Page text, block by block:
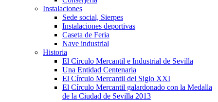
Instalaciones
Sede social, Sierpes
Instalaciones deportivas
Caseta de Feria
Nave industrial
Historia
El Círculo Mercantil e Industrial de Sevilla
Una Entidad Centenaria
El Círculo Mercantil del Siglo XXI
El Círculo Mercantil galardonado con la Medalla
de la Ciudad de Sevilla 2013